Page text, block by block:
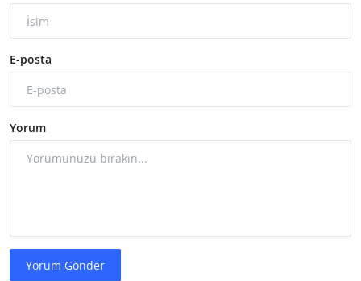
E-posta
Yorum
Yorum Gönder